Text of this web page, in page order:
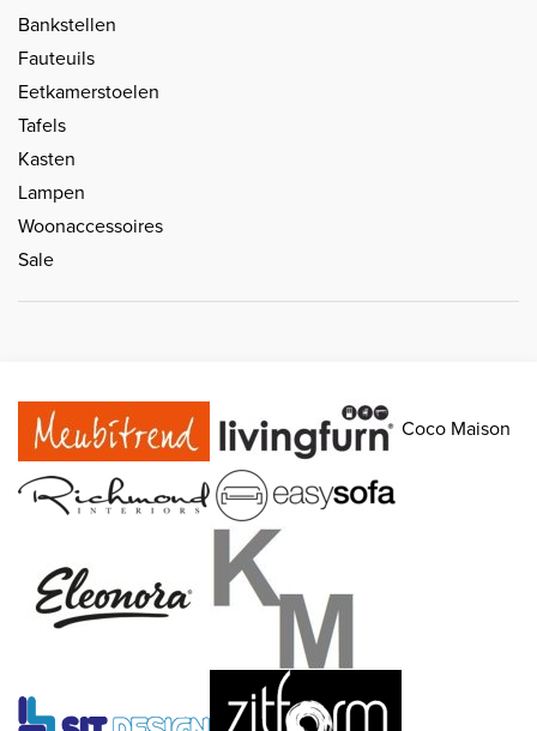
Bankstellen
Fauteuils
Eetkamerstoelen
Tafels
Kasten
Lampen
Woonaccessoires
Sale
Coco Maison